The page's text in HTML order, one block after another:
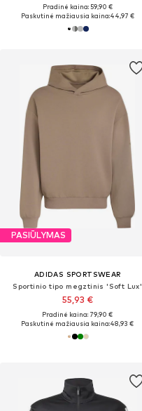
Pradinė kaina: 59,90 €
Paskutinė mažiausia kaina:44,97 €
PASIŪLYMAS
ADIDAS SPORTSWEAR
Sportinio tipo megztinis 'Soft Lux'
55,93 €
Pradinė kaina: 79,90 €
Paskutinė mažiausia kaina:48,93 €